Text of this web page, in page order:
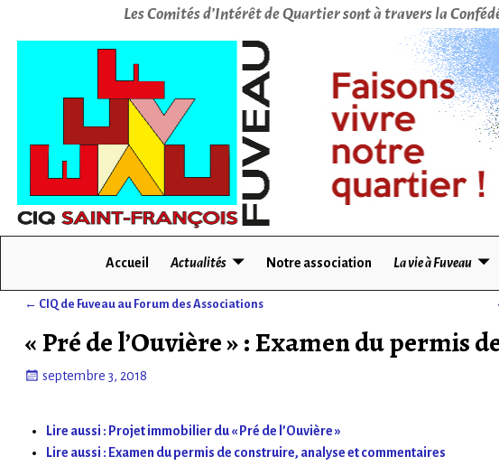
Les Comités d’Intérêt de Quartier sont à travers la
Accueil Actualités Notre association La vie à Fuveau
← CIQ de Fuveau au Forum des Associations
« Pré de l’Ouvière » : Examen du permis
septembre 3, 2018
Lire aussi : Projet immobilier du « Pré de l’Ouvière »
Lire aussi : Examen du permis de construire, analyse et commentaires